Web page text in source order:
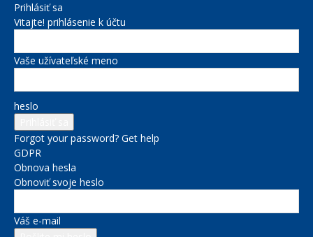
Prihlásiť sa
Vitajte! prihlásenie k účtu
Vaše užívateľské meno
heslo
Forgot your password? Get help
GDPR
Obnova hesla
Obnoviť svoje heslo
Váš e-mail